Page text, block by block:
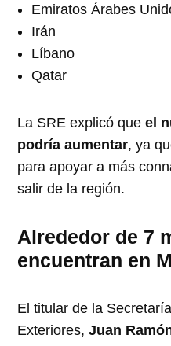
Emiratos Árabes
Irán
Líbano
Qatar
La SRE explicó queel
podría aumentar, ya
para apoyar a más
salir de la región.
Alrededor de 7
encuentran en
El titular de la
Exteriores,Juan